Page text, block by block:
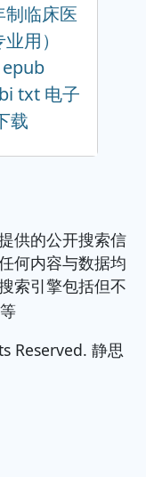
制临床医
用）
txt 电子
载
供的公开搜索信
何内容与数据均
索引擎包括但不
等
Reserved. 静思